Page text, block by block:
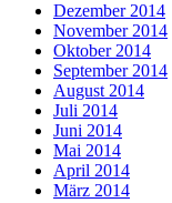
Dezember 2014
November 2014
Oktober 2014
September 2014
August 2014
Juli 2014
Juni 2014
Mai 2014
April 2014
März 2014